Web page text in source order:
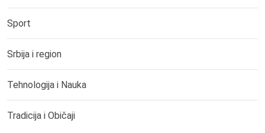
Sport
Srbija i region
Tehnologija i Nauka
Tradicija i Običaji